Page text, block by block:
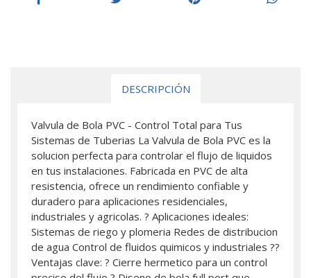
DESCRIPCIÓN
Valvula de Bola PVC - Control Total para Tus
Sistemas de Tuberias La Valvula de Bola PVC es la
solucion perfecta para controlar el flujo de liquidos
en tus instalaciones. Fabricada en PVC de alta
resistencia, ofrece un rendimiento confiable y
duradero para aplicaciones residenciales,
industriales y agricolas. ? Aplicaciones ideales:
Sistemas de riego y plomeria Redes de distribucion
de agua Control de fluidos quimicos y industriales ??
Ventajas clave: ? Cierre hermetico para un control